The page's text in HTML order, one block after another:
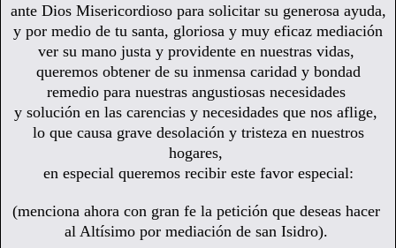
ante Dios Misericordioso para solicitar su generosa ayuda,
y por medio de tu santa, gloriosa y muy eficaz mediación
ver su mano justa y providente en nuestras vidas,
queremos obtener de su inmensa caridad y bondad
remedio para nuestras angustiosas necesidades
y solución en las carencias y necesidades que nos aflige,
lo que causa grave desolación y tristeza en nuestros
hogares,
en especial queremos recibir este favor especial:
(menciona ahora con gran fe la petición que deseas hacer
al Altísimo por mediación de san Isidro).